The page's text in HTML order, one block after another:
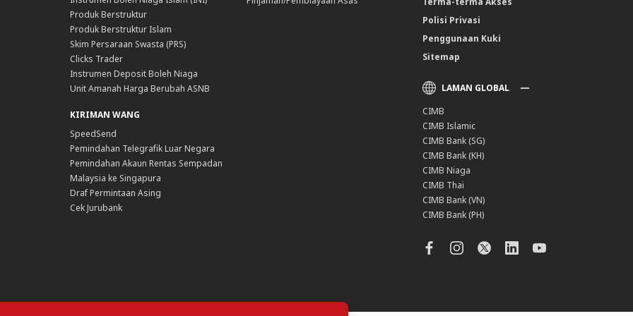
Produk Berstruktur
Produk Berstruktur Islam
Skim Persaraan Swasta (PRS)
Clicks Trader
Instrumen Deposit Boleh Niaga
Unit Amanah Harga Berubah ASNB
KIRIMAN WANG
SpeedSend
Pemindahan Telegrafik Luar Negara
Pemindahan Akaun Rentas Sempadan
Malaysia ke Singapura
Draf Permintaan Asing
Cek Jurubank
Polisi Privasi
Penggunaan Kuki
Sitemap
LAMAN GLOBAL
CIMB
CIMB Islamic
CIMB Bank (SG)
CIMB Bank (KH)
CIMB Niaga
CIMB Thai
CIMB Bank (VN)
CIMB Bank (PH)